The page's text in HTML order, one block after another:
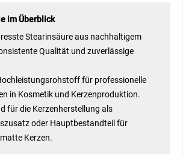
im Überblick
Stearinsäure aus nachhaltigem
Qualität und zuverlässige
für professionelle
in Kosmetik und Kerzenproduktion.
für die Kerzenherstellung als
oder Hauptbestandteil für
Kerzen.